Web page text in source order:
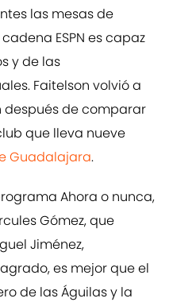
las mesas de
ESPN es capaz
y de las
Faitelson volvió a
después de comparar
que lleva nueve
Guadalajara.
Ahora o nunca,
Gómez, que
Jiménez,
es mejor que el
de las Águilas y la